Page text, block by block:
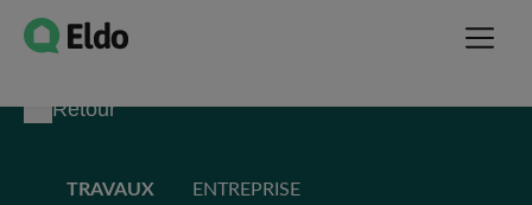
Retour
TRAVAUX ENTREPRISE